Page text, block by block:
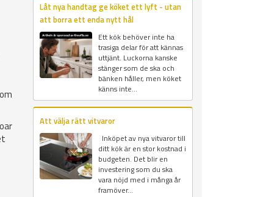
Låt nya handtag ge köket ett lyft - utan
att borra ett enda nytt hål
Ett kök behöver inte ha
trasiga delar för att kännas
uttjänt. Luckorna kanske
stänger som de ska och
bänken håller, men köket
känns inte...
Att välja rätt vitvaror
Inköpet av nya vitvaror till
ditt kök är en stor kostnad i
budgeten. Det blir en
investering som du ska
vara nöjd med i många år
framöver...